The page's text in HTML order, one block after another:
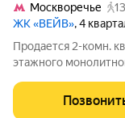
Москворечье
ЖК «ВЕЙВ», 4
Продается 2-комн.
этажного
ансамбль из семи
объединенных